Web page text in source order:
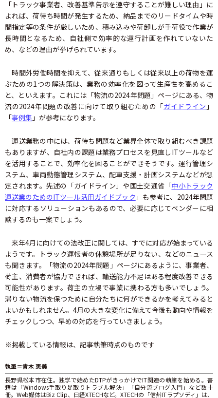
「トラック事業者、改善基準告示を遵守することが難しい理由」に
よれば、荷待ち時間が発生するため、納品までのリードタイムや時
間指定等の条件が厳しいため、積み込みや荷卸しが手荷役で作業が
長時間となるため、自社側で効率的な運行計画を作れていないた
め、などの理由が挙げられています。
時間外労働時間を抑えて、従来通りもしくは従来以上の荷物を運
ぶための1つの解決策は、業務の効率化を図って生産性を高めるこ
と、といえます。これには「物流の2024年問題」ページにある、物
流の2024年問題の改善に向けて取り組むための「ガイドライン 」
「事例集 」が参考になります。
運送業務の中には、荷待ち問題など業界全体で取り組むべき課題
もありますが、自社内の課題は業務プロセスを見直しITツールなど
を活用することで、効率化を図ることができそうです。運行管理シ
ステム、車両動態管理システム、配車支援・計画システムなどが想
定されます。先述の「ガイドライン」や国土交通省「中小トラック
運送業のためのITツール活用ガイドブック 」も参考に、2024年問題
に対応するソリューションもあるので、必要に応じてベンダーに相
談するのも一案でしょう。
来年4月に向けての法改正に関しては、すでに対応が始まっている
ようです。トラック運転者の休憩場所が足りない、などのニュース
も聞きます。「物流の2024年問題」ページにあるように、事業者、
荷主、消費者が協力できれば、輸送能力不足はある程度改善できる
可能性があります。荷主の立場で事業に携わる方も多いでしょう。
滞りない物流を保つために自分たちに何ができるかを考えてみると
よいかもしれません。4月の大きな変化に備えて今後も動向や情報を
チェックしつつ、早めの対応を行っていきましょう。
※掲載している情報は、記事執筆時点のものです
執筆＝青木 恵美
長野県松本市在住。独学で始めたDTPがきっかけでIT関連の執筆を始める。書
籍は「Windows手取り足取りトラブル解決」「自分流ブログ入門」など数十
冊。Web媒体はBiz Clip、日経XTECHなど。XTECHの「信州ITラプソディ」は、